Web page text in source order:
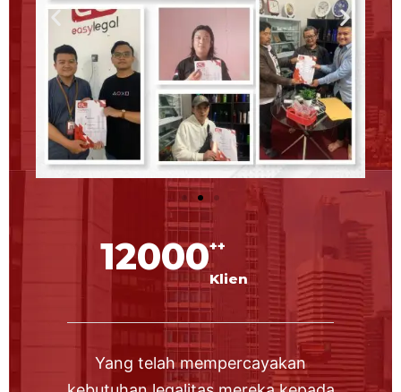
++
Klien
12000
Yang telah mempercayakan